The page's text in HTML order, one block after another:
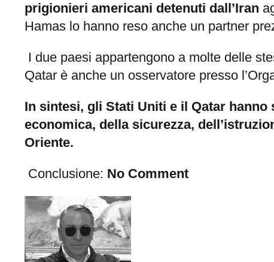
prigionieri americani detenuti dall’Iran
Hamas lo hanno reso anche un partner
I due paesi appartengono a molte delle
Qatar è anche un osservatore presso
In sintesi, gli Stati Uniti e il Qatar
economica, della sicurezza,
Oriente.
Conclusione: No Comment